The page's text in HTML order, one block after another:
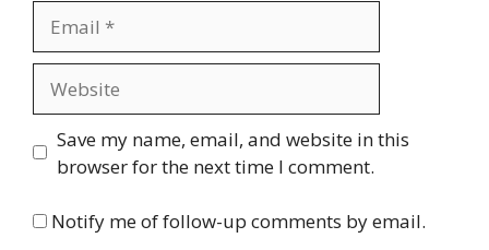
Save my name, email, and website in this
browser for the next time I comment.
Notify me of follow-up comments by email.